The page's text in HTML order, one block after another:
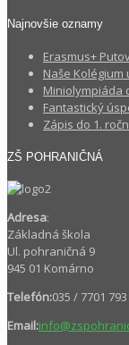
Najnovšie oznamy
Erasmus+
Naše
Miniolympiáda
Fantastický
Zápis do 1.
ZŠ POHRANIČNÁ
Adresa:
Základná škola
Ul. pohraničná 9
945 01 Komárno
Telefón:035 / 7701 793
Email: